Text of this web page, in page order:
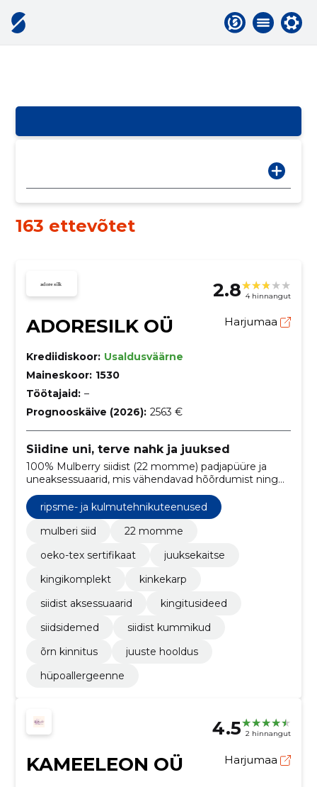
163 ettevõtet
2.8 4 hinnangut
ADORESILK OÜ Harjumaa
Krediidiskoor: Usaldusväärne
Maineskoor: 1530
Töötajaid: –
Prognooskäive (2026): 2563 €
Siidine uni, terve nahk ja juuksed
100% Mulberry siidist (22 momme) padjapüüre ja
uneaksessuaarid, mis vähendavad hõõrdumist ning
kaitsevad juukseid ja nahka. OEKO‑TEX sertifikaat ja
rahvusvaheline tarne.
ripsme- ja kulmutehnikuteenused
mulberi siid
22 momme
oeko-tex sertifikaat
juuksekaitse
kingikomplekt
kinkekarp
siidist aksessuaarid
kingitusideed
siidsidemed
siidist kummikud
õrn kinnitus
juuste hooldus
hüpoallergeenne
4.5 2 hinnangut
KAMEELEON OÜ Harjumaa